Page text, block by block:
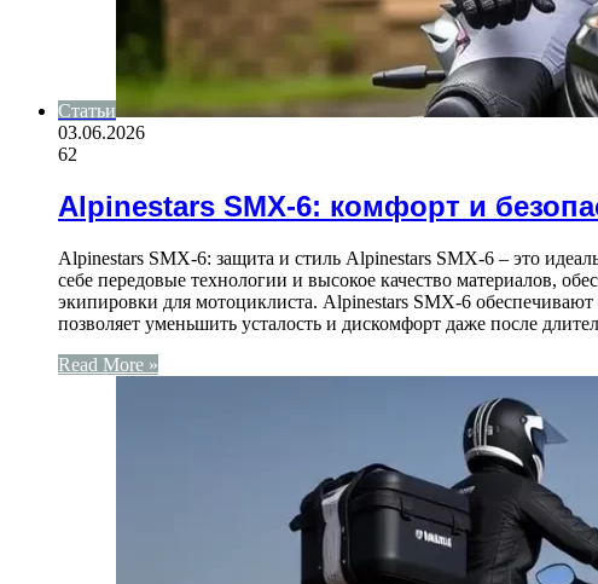
Статьи
03.06.2026
62
Alpinestars SMX-6: комфорт и
Alpinestars SMX-6: защита и стиль Alpinestars SMX-6 – это
себе передовые технологии и высокое качество материалов,
экипировки для мотоциклиста. Alpinestars SMX-6
позволяет уменьшить усталость и дискомфорт даже после
Read More »